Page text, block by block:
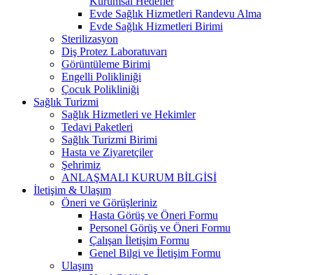
Evde Sağlık Hizmetleri Randevu Alma
Evde Sağlık Hizmetleri Birimi
Sterilizasyon
Diş Protez Laboratuvarı
Görüntüleme Birimi
Engelli Polikliniği
Çocuk Polikliniği
Sağlık Turizmi
Sağlık Hizmetleri ve Hekimler
Tedavi Paketleri
Sağlık Turizmi Birimi
Hasta ve Ziyaretçiler
Şehrimiz
ANLAŞMALI KURUM BİLGİSİ
İletişim & Ulaşım
Öneri ve Görüşleriniz
Hasta Görüş ve Öneri Formu
Personel Görüş ve Öneri Formu
Çalışan İletişim Formu
Genel Bilgi ve İletişim Formu
Ulaşım